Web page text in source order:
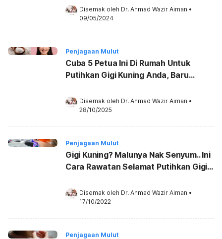
Disemak oleh Dr. Ahmad Wazir Aiman •
09/05/2024
Penjagaan Mulut
Cuba 5 Petua Ini Di Rumah Untuk
Putihkan Gigi Kuning Anda, Baru
Disemak oleh Dr. Ahmad Wazir Aiman •
28/10/2025
Penjagaan Mulut
Gigi Kuning? Malunya Nak Senyum.. Ini
Cara Rawatan Selamat Putihkan Gigi
Disemak oleh Dr. Ahmad Wazir Aiman •
17/10/2022
Penjagaan Mulut